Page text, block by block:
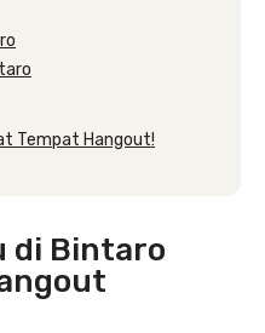
Tempat Hangout!
di Bintaro